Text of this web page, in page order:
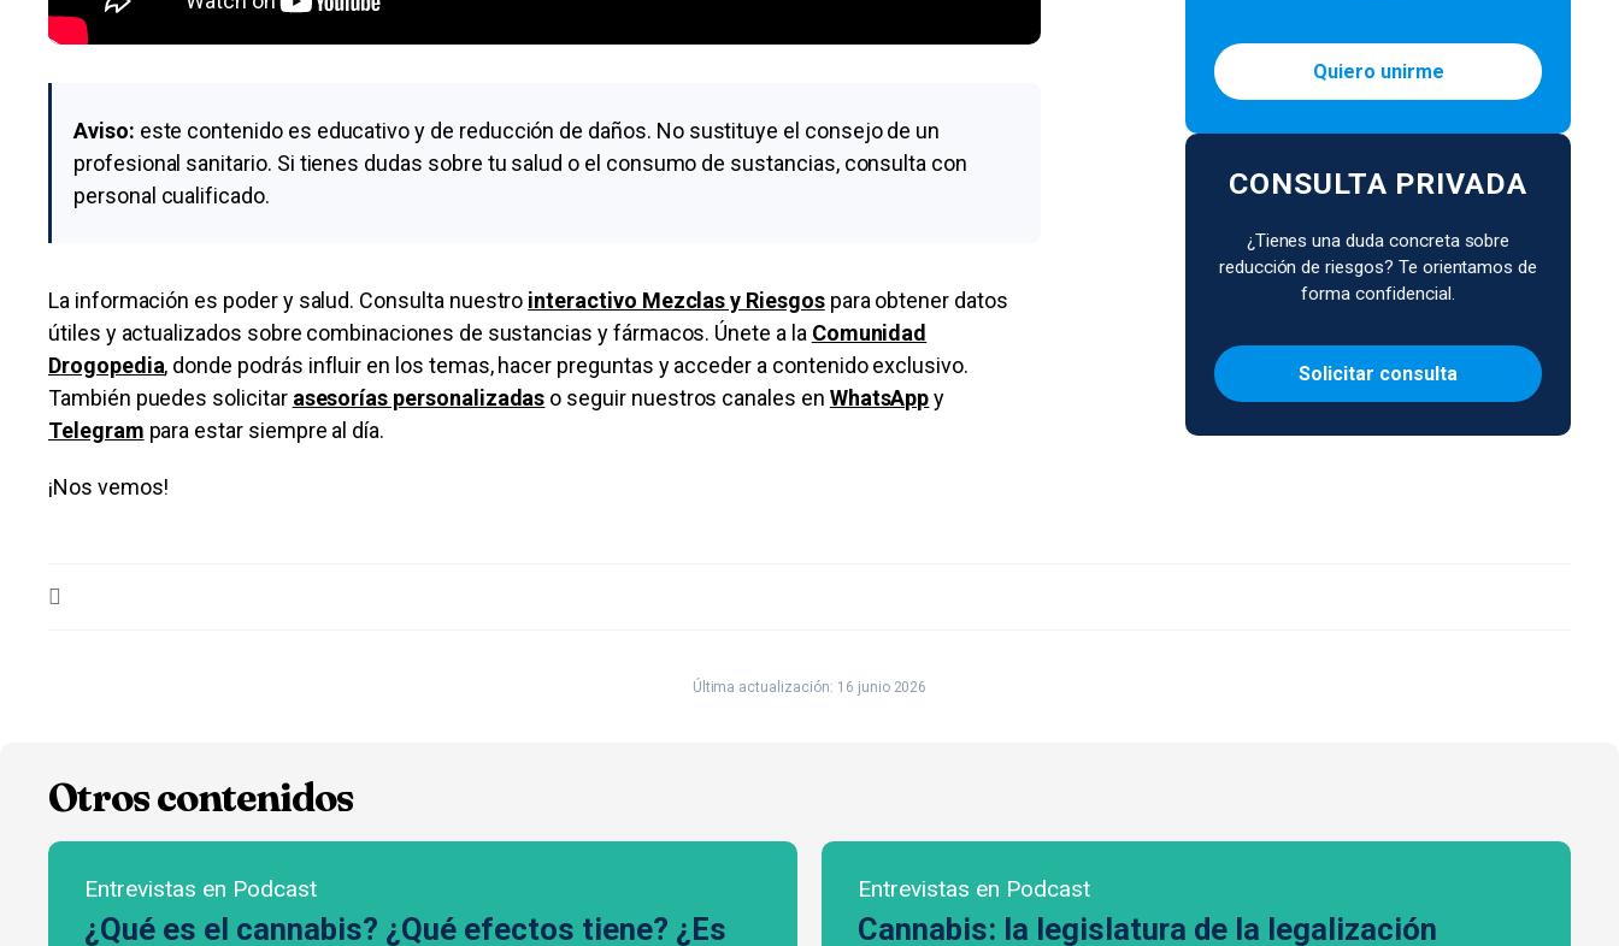
Aviso: este contenido es educativo y de reducción de daños. No sustituye el consejo de un
profesional sanitario. Si tienes dudas sobre tu salud o el consumo de sustancias, consulta con
personal cualificado.
La información es poder y salud. Consulta nuestro interactivo Mezclas y Riesgospara obtener datos
útiles y actualizados sobre combinaciones de sustancias y fármacos. Únete a la Comunidad
Drogopedia, donde podrás influir en los temas, hacer preguntas y acceder a contenido exclusivo.
También puedes solicitar asesorías personalizadas o seguir nuestros canales en WhatsAppy
Telegram para estar siempre al día.
¡Nos vemos!
Quiero unirme
CONSULTA PRIVADA
¿Tienes una duda concreta sobre
reducción de riesgos? Te orientamos de
forma confidencial.
Solicitar consulta
Última actualización: 16 junio 2026
Otros contenidos
Entrevistas en Podcast
¿Qué es el cannabis? ¿Qué efectos tiene? ¿Es
Entrevistas en Podcast
Cannabis: la legislatura de la legalización